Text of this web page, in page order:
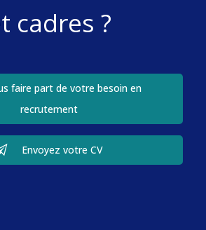
cadres ?
faire part de votre besoin en
recrutement
Envoyez votre CV